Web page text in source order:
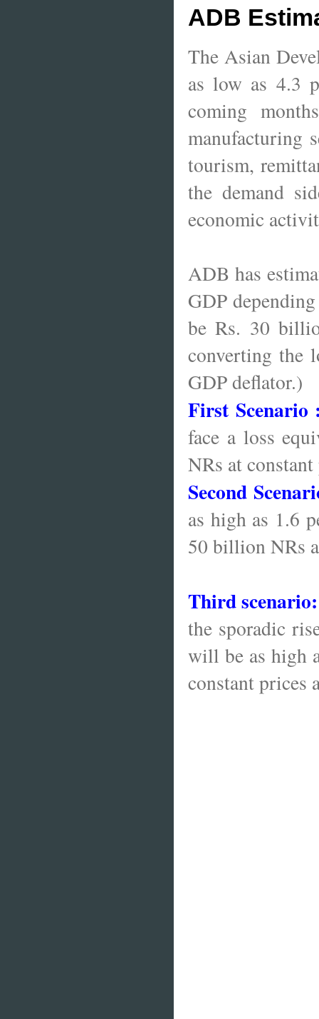
ADB
The Asian
as low as 4.3
coming
manufacturing
tourism,
the demand
economic
ADB has
GDP
be Rs. 30
converting the
GDP deflator.)
First Scenario
face a loss
NRs at
Second
as high as 1.6
50 billion NRs
Third
the sporadic
will be as high
constant prices